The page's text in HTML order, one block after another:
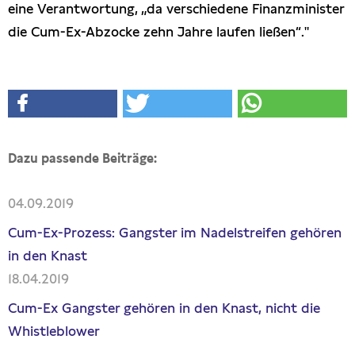
eine Verantwortung, „da verschiedene Finanzminister
die Cum-Ex-Abzocke zehn Jahre laufen ließen“."
Dazu passende Beiträge:
04.09.2019
Cum-Ex-Prozess: Gangster im Nadelstreifen gehören
in den Knast
18.04.2019
Cum-Ex Gangster gehören in den Knast, nicht die
Whistleblower